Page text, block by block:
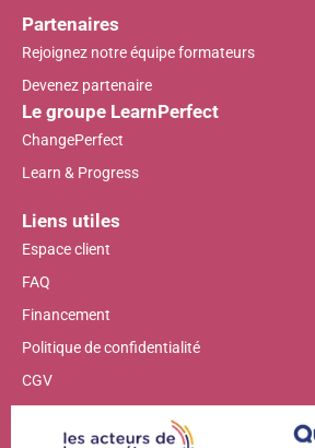
Partenaires
Rejoignez notre équipe formateurs
Devenez partenaire
Le groupe LearnPerfect
ChangePerfect
Learn & Progress
Liens utiles
Espace client
FAQ
Financement
Politique de confidentialité
CGV